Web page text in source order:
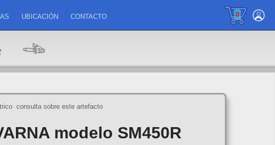
0
UBICACIÓN CONTACTO
consulta sobre este artefacto
modelo SM450R